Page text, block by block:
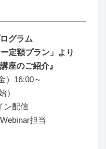
グラム
定額プラン」より
座のご紹介』
）16:00～
）
ン配信
担当